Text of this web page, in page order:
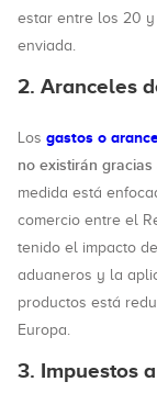
estar entre los 20
enviada.
2. Aranceles
Los gastos o
no existirán
medida está
comercio entre el
tenido el impacto
aduaneros y la
productos está
Europa.
3. Impuestos